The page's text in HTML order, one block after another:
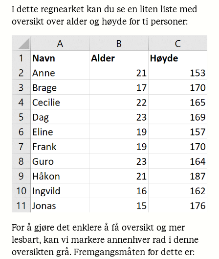
I dette regnearket kan du se en liten liste med
oversikt over alder og høyde for ti personer:
For å gjøre det enklere å få oversikt og mer
lesbart, kan vi markere annenhver rad i denne
oversikten grå. Fremgangsmåten for dette er: